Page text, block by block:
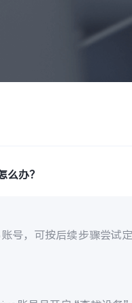
办？
号，可按后续步骤尝试